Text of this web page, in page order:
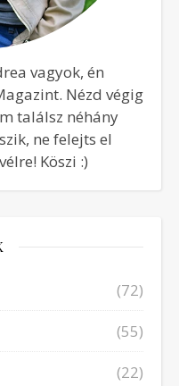
vagyok, én
Nézd végig
találsz néhány
ne felejts el
Köszi :)
(72)
(55)
(22)